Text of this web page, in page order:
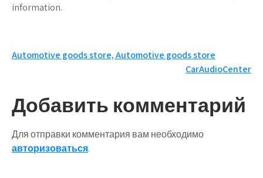
information.
Навигация
записям
Automotive goods store, Automotive goods store
CarAudioCenter
Добавить комментарий
Для отправки комментария вам необходимо
авторизоваться.